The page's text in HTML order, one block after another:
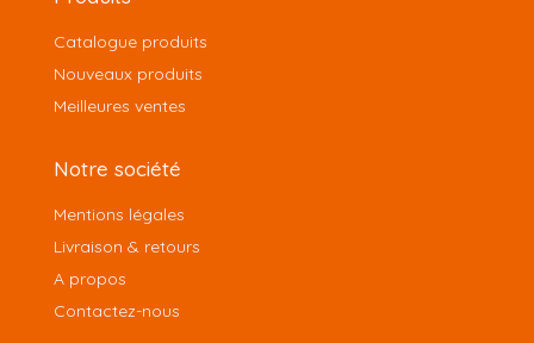
Catalogue produits
Nouveaux produits
Meilleures ventes
Notre société
Mentions légales
Livraison & retours
A propos
Contactez-nous